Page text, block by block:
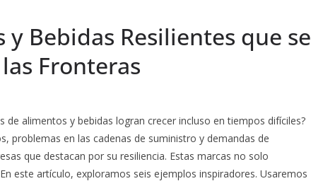
Bebidas Resilientes que se
Fronteras
alimentos y bebidas logran crecer incluso en tiempos difíciles?
problemas en las cadenas de suministro y demandas de
que destacan por su resiliencia. Estas marcas no solo
este artículo, exploramos seis ejemplos inspiradores. Usaremos